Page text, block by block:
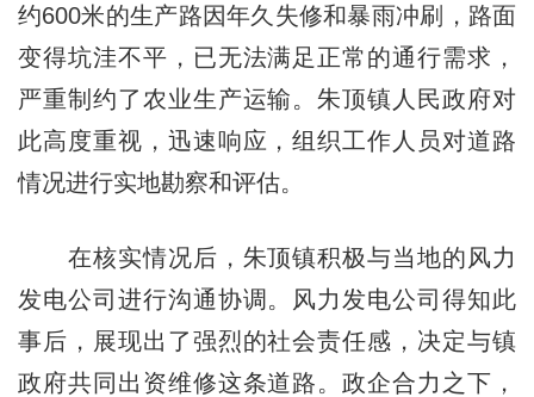
约600米的生产路因年久失修和暴雨冲刷，路面
变得坑洼不平，已无法满足正常的通行需求，
严重制约了农业生产运输。朱顶镇人民政府对
此高度重视，迅速响应，组织工作人员对道路
情况进行实地勘察和评估。
在核实情况后，朱顶镇积极与当地的风力
发电公司进行沟通协调。风力发电公司得知此
事后，展现出了强烈的社会责任感，决定与镇
政府共同出资维修这条道路。政企合力之下，